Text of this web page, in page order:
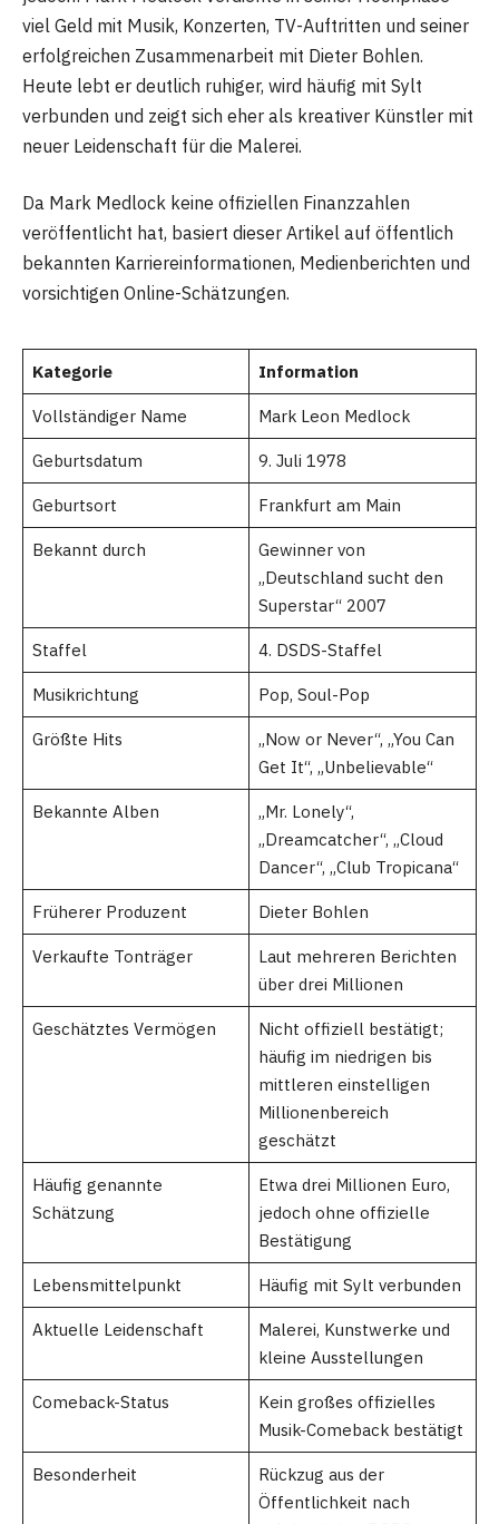
viel Geld mit Musik, Konzerten, TV-Auftritten und seiner
erfolgreichen Zusammenarbeit mit Dieter Bohlen.
Heute lebt er deutlich ruhiger, wird häufig mit Sylt
verbunden und zeigt sich eher als kreativer Künstler mit
neuer Leidenschaft für die Malerei.
Da Mark Medlock keine offiziellen Finanzzahlen
veröffentlicht hat, basiert dieser Artikel auf öffentlich
bekannten Karriereinformationen, Medienberichten und
vorsichtigen Online-Schätzungen.
Kategorie Information
Vollständiger Name Mark Leon Medlock
Geburtsdatum 9. Juli 1978
Geburtsort Frankfurt am Main
Bekannt durch
Gewinner von
„Deutschland sucht den
Superstar“ 2007
Staffel 4. DSDS-Staffel
Musikrichtung Pop, Soul-Pop
Größte Hits
„Now or Never“, „You Can
Get It“, „Unbelievable“
Bekannte Alben
„Mr. Lonely“,
„Dreamcatcher“, „Cloud
Dancer“, „Club Tropicana“
Früherer Produzent Dieter Bohlen
Verkaufte Tonträger
Laut mehreren Berichten
über drei Millionen
Geschätztes Vermögen
Nicht offiziell bestätigt;
häufig im niedrigen bis
mittleren einstelligen
Millionenbereich
geschätzt
Häufig genannte
Schätzung
Etwa drei Millionen Euro,
jedoch ohne offizielle
Bestätigung
Lebensmittelpunkt Häufig mit Sylt verbunden
Aktuelle Leidenschaft
Malerei, Kunstwerke und
kleine Ausstellungen
Comeback-Status
Kein großes offizielles
Musik-Comeback bestätigt
Besonderheit
Rückzug aus der
Öffentlichkeit nach